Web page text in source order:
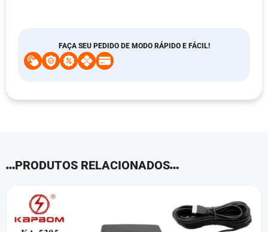
FAÇA SEU PEDIDO DE MODO RÁPIDO E FÁCIL!
PRODUTOS RELACIONADOS